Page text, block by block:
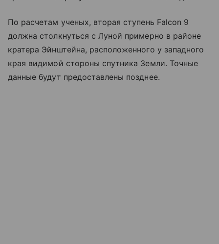
По расчетам ученых, вторая ступень Falcon 9
должна столкнуться с Луной примерно в районе
кратера Эйнштейна, расположенного у западного
края видимой стороны спутника Земли. Точные
данные будут предоставлены позднее.